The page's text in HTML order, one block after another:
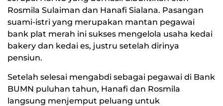
Rosmila Sulaiman dan Hanafi Sialana. Pasangan
suami-istri yang merupakan mantan pegawai
bank plat merah ini sukses mengelola usaha kedai
bakery dan kedai es, justru setelah dirinya
pensiun.
Setelah selesai mengabdi sebagai pegawai di Bank
BUMN puluhan tahun, Hanafi dan Rosmila
langsung menjemput peluang untuk